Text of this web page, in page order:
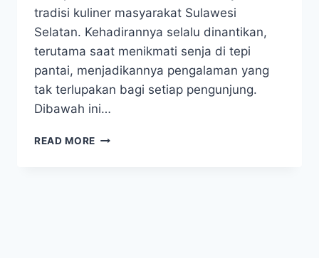
tradisi kuliner masyarakat Sulawesi
Selatan. Kehadirannya selalu dinantikan,
terutama saat menikmati senja di tepi
pantai, menjadikannya pengalaman yang
tak terlupakan bagi setiap pengunjung.
Dibawah ini…
READ MORE RAHASIA